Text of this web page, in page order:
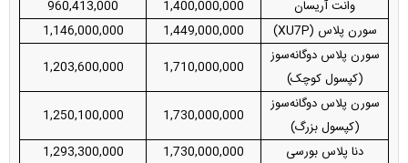
وانت آریسان 1,400,000,000
960,413,000
سورن پلاس (XU7P)
1,449,000,000
1,146,000,000
سورن پلاس دوگانه‌سوز
(کپسول کوچک)
1,710,000,000
1,203,600,000
سورن پلاس دوگانه‌سوز
(کپسول بزرگ)
1,730,000,000
1,250,100,000
دنا پلاس بورسی
1,730,000,000
1,293,300,000